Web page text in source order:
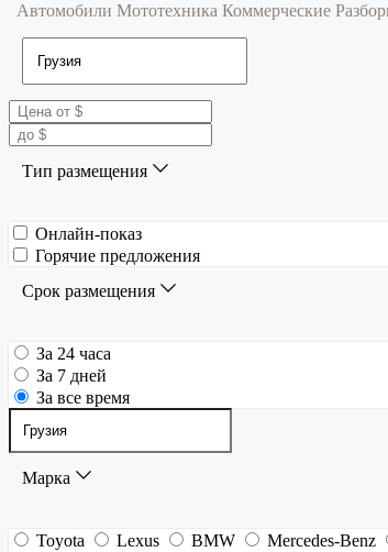
Автомобили Мототехника Коммерческие
Тип размещения
Онлайн-показ
Горячие предложения
Срок размещения
За 24 часа
За 7 дней
За все время
Марка
Toyota Lexus BMW Mercedes-Benz